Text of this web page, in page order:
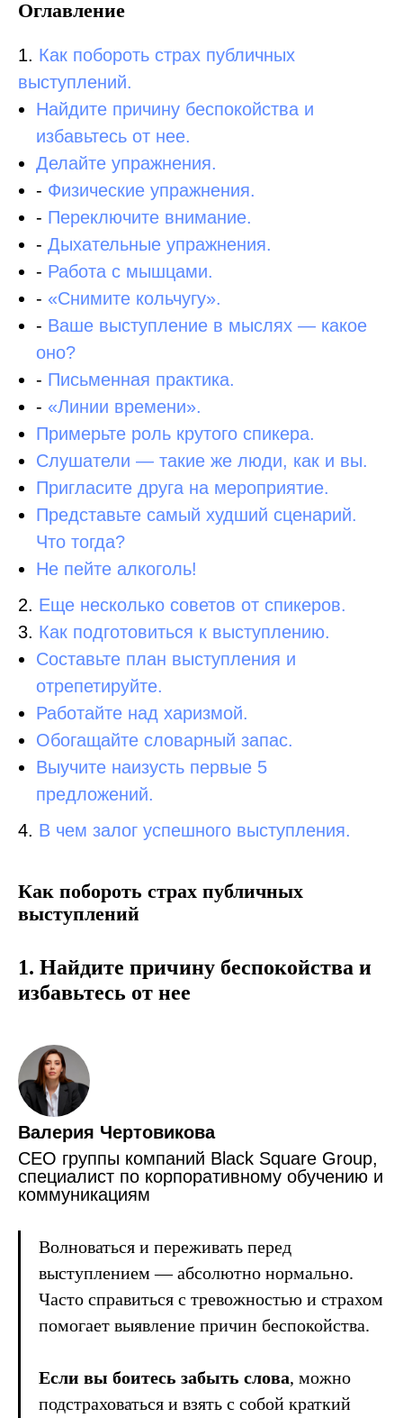
Оглавление
1. Как побороть страх публичных
выступлений.
Найдите причину беспокойства и
избавьтесь от нее.
Делайте упражнения.
- Физические упражнения.
- Переключите внимание.
- Дыхательные упражнения.
- Работа с мышцами.
- «Снимите кольчугу».
- Ваше выступление в мыслях — какое
оно?
- Письменная практика.
- «Линии времени».
Примерьте роль крутого спикера.
Слушатели — такие же люди, как и вы.
Пригласите друга на мероприятие.
Представьте самый худший сценарий.
Что тогда?
Не пейте алкоголь!
2. Еще несколько советов от спикеров.
3. Как подготовиться к выступлению.
Составьте план выступления и
отрепетируйте.
Работайте над харизмой.
Обогащайте словарный запас.
Выучите наизусть первые 5
предложений.
4. В чем залог успешного выступления.
Как побороть страх публичных
выступлений
1. Найдите причину беспокойства и
избавьтесь от нее
Валерия Чертовикова
CEO группы компаний Black Square Group,
специалист по корпоративному обучению и
коммуникациям
Волноваться и переживать перед
выступлением — абсолютно нормально.
Часто справиться с тревожностью и страхом
помогает выявление причин беспокойства.
Если вы боитесь забыть слова, можно
подстраховаться и взять с собой краткий